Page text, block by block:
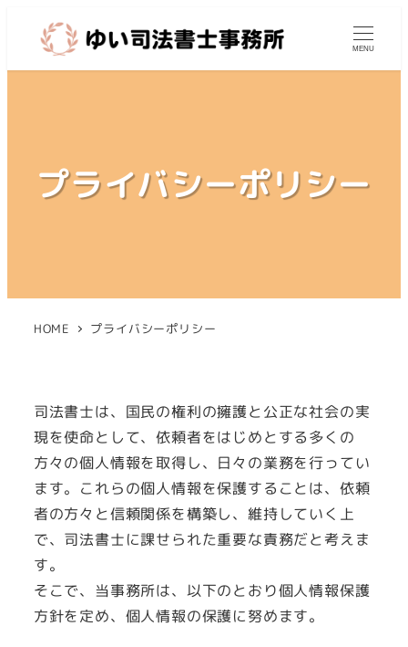
MENU
プライバシーポリシー
HOME プライバシーポリシー
司法書士は、国民の権利の擁護と公正な社会の実
現を使命として、依頼者をはじめとする多くの
方々の個人情報を取得し、日々の業務を行ってい
ます。これらの個人情報を保護することは、依頼
者の方々と信頼関係を構築し、維持していく上
で、司法書士に課せられた重要な責務だと考えま
す。
そこで、当事務所は、以下のとおり個人情報保護
方針を定め、個人情報の保護に努めます。